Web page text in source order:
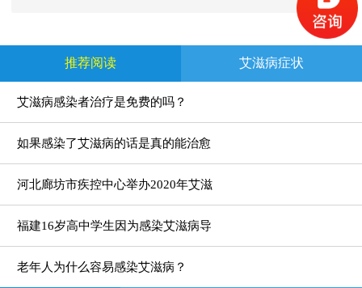
推荐阅读 艾滋病症状
艾滋病感染者治疗是免费的吗？
如果感染了艾滋病的话是真的能治愈
河北廊坊市疾控中心举办2020年艾滋
福建16岁高中学生因为感染艾滋病导
老年人为什么容易感染艾滋病？